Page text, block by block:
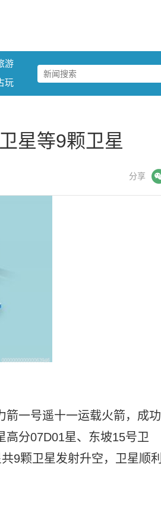
游
玩
星等9颗卫星
分享
箭一号遥十一运载火箭，成功
高分07D01星、东坡15号卫
9颗卫星发射升空，卫星顺利